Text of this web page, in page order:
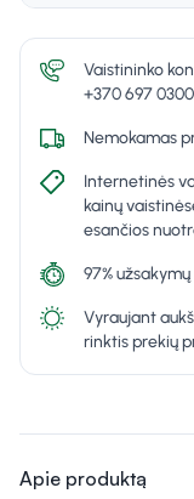
Vaistininko
+370 697
Nemokamas
Internetinės
kainų
esančios
97%
Vyraujant
rinktis prekių
Apie produktą